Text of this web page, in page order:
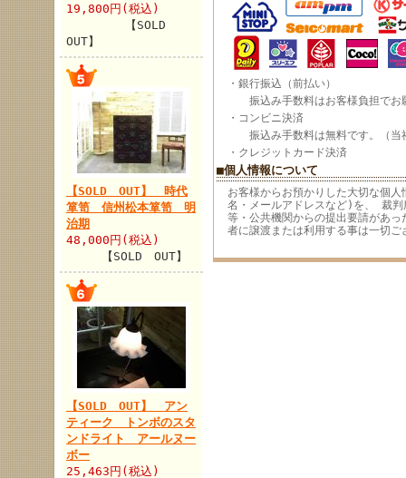
19,800円(税込)
【SOLD
OUT】
【SOLD OUT】 時代
箪笥 信州松本箪笥 明
治期
48,000円(税込)
【SOLD OUT】
【SOLD OUT】 アン
ティーク トンボのスタ
ンドライト アールヌー
ボー
25,463円(税込)
・銀行振込（前払い）
振込み手数料はお客様負担でお
・コンビニ決済
振込み手数料は無料です。（当
・クレジットカード決済
■個人情報について
お客様からお預かりした大切な個
名・メールアドレスなど)を、 裁判
等・公共機関からの提出要請があっ
者に譲渡または利用する事は一切ご